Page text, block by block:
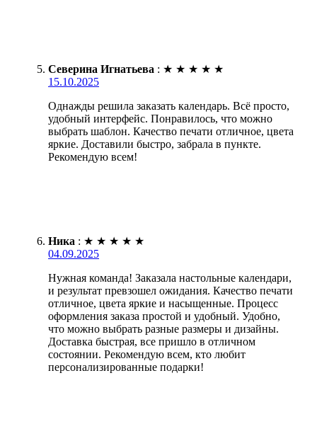
Северина Игнатьева : ★ ★ ★ ★ ★
15.10.2025
Однажды решила заказать календарь. Всё просто,
удобный интерфейс. Понравилось, что можно
выбрать шаблон. Качество печати отличное, цвета
яркие. Доставили быстро, забрала в пункте.
Рекомендую всем!
Ника : ★ ★ ★ ★ ★
04.09.2025
Нужная команда! Заказала настольные календари,
и результат превзошел ожидания. Качество печати
отличное, цвета яркие и насыщенные. Процесс
оформления заказа простой и удобный. Удобно,
что можно выбрать разные размеры и дизайны.
Доставка быстрая, все пришло в отличном
состоянии. Рекомендую всем, кто любит
персонализированные подарки!